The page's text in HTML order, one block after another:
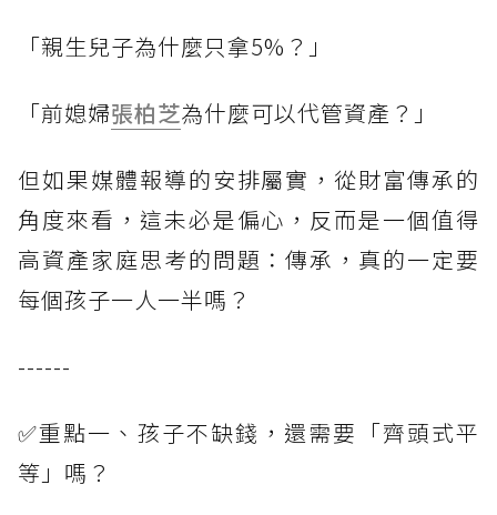
「親生兒子為什麼只拿5%？」
「前媳婦張柏芝為什麼可以代管資產？」
但如果媒體報導的安排屬實，從財富傳承的
角度來看，這未必是偏心，反而是一個值得
高資產家庭思考的問題：傳承，真的一定要
每個孩子一人一半嗎？
------
✅重點一、孩子不缺錢，還需要「齊頭式平
等」嗎？